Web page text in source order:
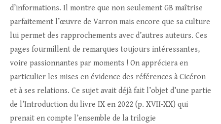
d’informations. Il montre que non seulement GB maîtrise
parfaitement l’œuvre de Varron mais encore que sa culture
lui permet des rapprochements avec d’autres auteurs. Ces
pages fourmillent de remarques toujours intéressantes,
voire passionnantes par moments ! On appréciera en
particulier les mises en évidence des références à Cicéron
et à ses relations. Ce sujet avait déjà fait l’objet d’une partie
de l’Introduction du livre IX en 2022 (p. XVII‑XX) qui
prenait en compte l’ensemble de la trilogie